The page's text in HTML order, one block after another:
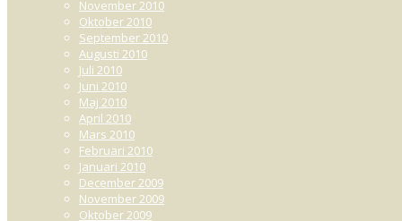
November 2010
Oktober 2010
September 2010
Augusti 2010
Juli 2010
Juni 2010
Maj 2010
April 2010
Mars 2010
Februari 2010
Januari 2010
December 2009
November 2009
Oktober 2009